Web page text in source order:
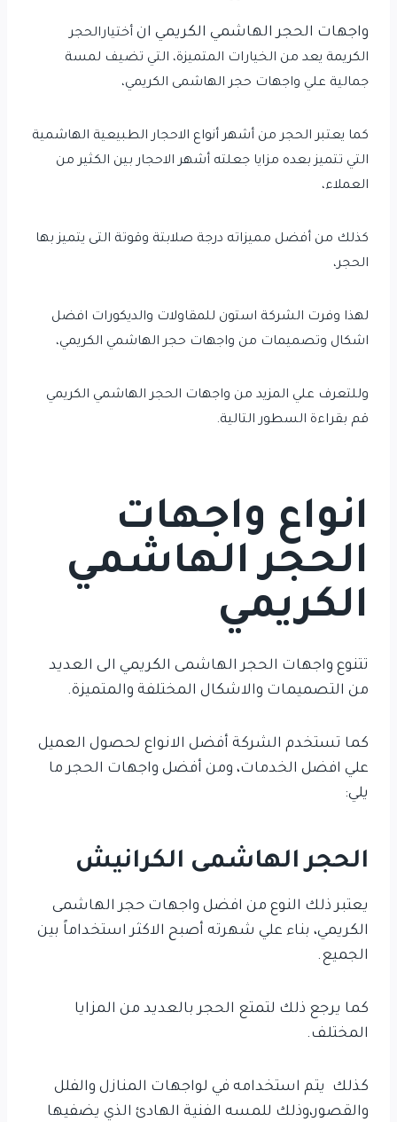
واجهات الحجر الهاشمي الكريمي ان أختيارالحجر
الكريمة يعد من الخيارات المتميزة، التي تضيف لمسة
جمالية علي واجهات حجر الهاشمى الكريمي،
كما يعتبر الحجر من أشهر أنواع الاحجار الطبيعية الهاشمية
التي تتميز بعده مزايا جعلته أشهر الاحجار بين الكثير من
العملاء،
كذلك من أفضل مميزاته درجة صلابتة وقوتة التى يتميز بها
الحجر،
لهذا وفرت الشركة استون للمقاولات والديكورات افضل
اشكال وتصميمات من واجهات حجر الهاشمي الكريمي،
وللتعرف علي المزيد من واجهات الحجر الهاشمي الكريمي
قم بقراءة السطور التالية.
انواع واجهات
الحجر الهاشمي
الكريمي
تتنوع واجهات الحجر الهاشمى الكريمي الى العديد
من التصميمات والاشكال المختلفة والمتميزة.
كما تستخدم الشركة أفضل الانواع لحصول العميل
علي افضل الخدمات، ومن أفضل واجهات الحجر ما
يلي:
الحجر الهاشمى الكرانيش
يعتبر ذلك النوع من افضل واجهات حجر الهاشمى
الكريمي، بناء علي شهرته أصبح الاكثر استخداماً بين
الجميع.
كما يرجع ذلك لتمتع الحجر بالعديد من المزايا
المختلف.
كذلك يتم استخدامه في لواجهات المنازل والفلل
والقصور،وذلك للمسه الفنية الهادئ الذي يضفيها